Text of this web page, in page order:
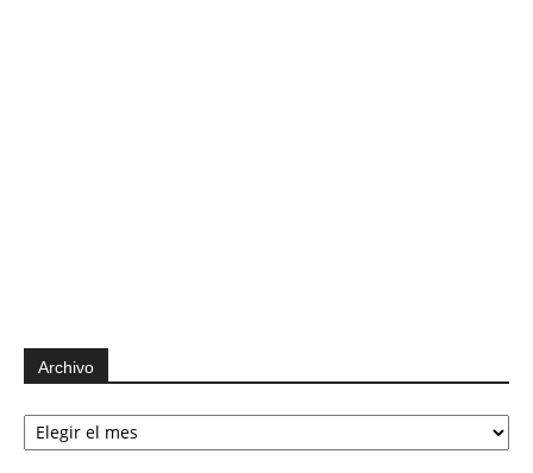
Archivo
Archivo